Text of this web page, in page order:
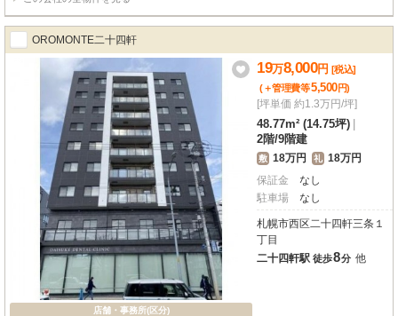
OROMONTE二十四軒
店舗・事務所(区分)
19万8,000円 [税込]
(＋管理費等5,500円)
[坪単価 約1.3万円/坪]
48.77m² (14.75坪)
2階/9階建
敷 18万円 礼 18万円
保証金
なし
駐車場
なし
札幌市西区二十四軒三条１
丁目
二十四軒駅 徒歩8分 他